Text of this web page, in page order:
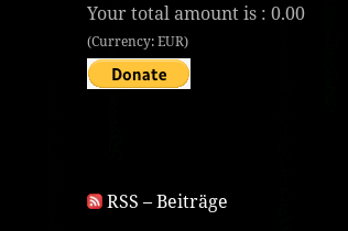
Your total amount is :0.00
(Currency: EUR)
RSS – Beiträge